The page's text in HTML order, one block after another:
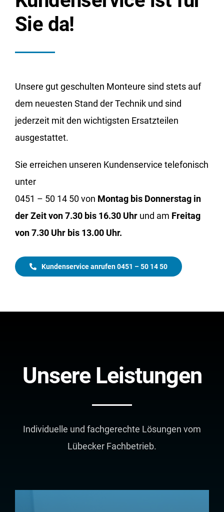
Sie da!
Unsere gut geschulten Monteure sind stets auf
dem neuesten Stand der Technik und sind
jederzeit mit den wichtigsten Ersatzteilen
ausgestattet.
Sie erreichen unseren Kundenservice telefonisch
unter
0451 – 50 14 50von Montag bis Donnerstag in
der Zeit von 7.30 bis 16.30 Uhr und am Freitag
von 7.30 Uhr bis 13.00 Uhr.
Kundenservice anrufen 0451 – 50 14 50
Unsere Leistungen
Individuelle und fachgerechte Lösungen vom
Lübecker Fachbetrieb.